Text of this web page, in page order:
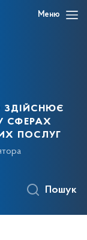
Меню
здійснює
сферах
послуг
Пошук